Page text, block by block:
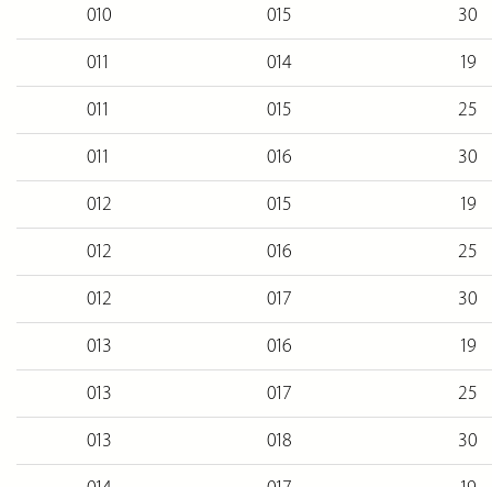
010 015 30
011 014 19
011 015 25
011 016 30
012 015 19
012 016 25
012 017 30
013 016 19
013 017 25
013 018 30